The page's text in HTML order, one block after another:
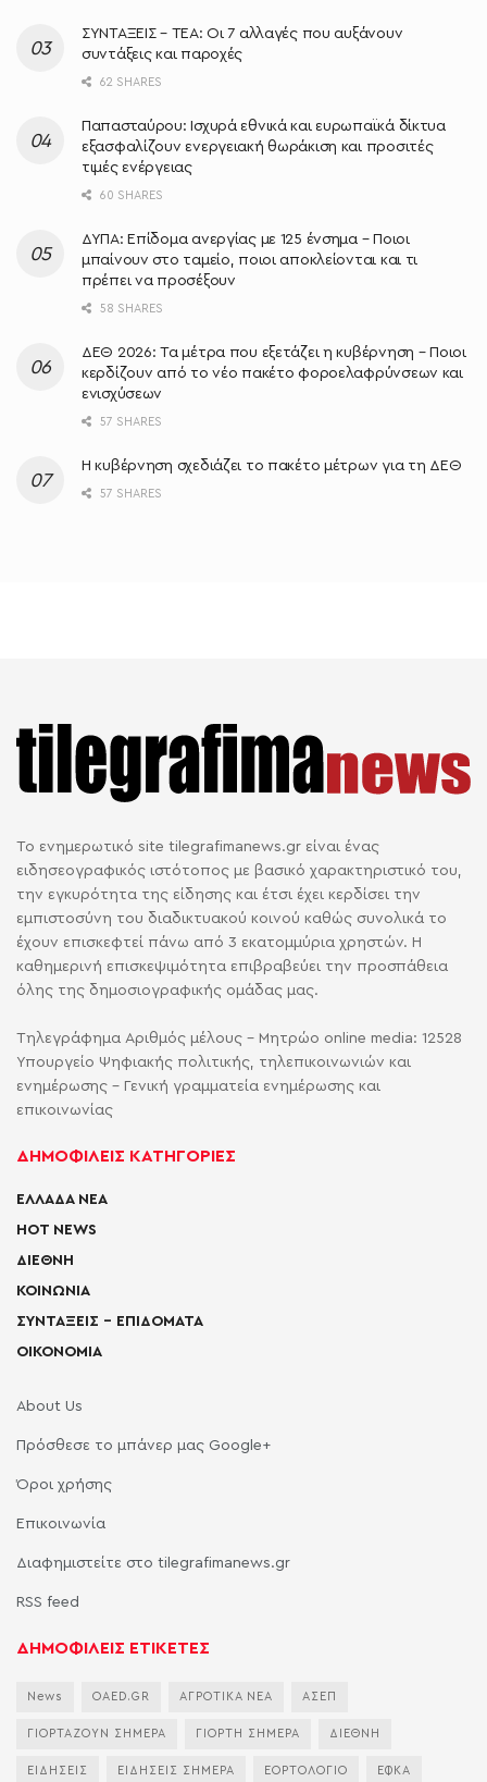
ΣΥΝΤΑΞΕΙΣ – ΤΕΑ: Οι 7 αλλαγές που αυξάνουν
συντάξεις και παροχές
62 SHARES
Παπασταύρου: Ισχυρά εθνικά και ευρωπαϊκά δίκτυα
εξασφαλίζουν ενεργειακή θωράκιση και προσιτές
τιμές ενέργειας
60 SHARES
ΔΥΠΑ: Επίδομα ανεργίας με 125 ένσημα – Ποιοι
μπαίνουν στο ταμείο, ποιοι αποκλείονται και τι
πρέπει να προσέξουν
58 SHARES
ΔΕΘ 2026: Τα μέτρα που εξετάζει η κυβέρνηση – Ποιοι
κερδίζουν από το νέο πακέτο φοροελαφρύνσεων και
ενισχύσεων
57 SHARES
Η κυβέρνηση σχεδιάζει το πακέτο μέτρων για τη ΔΕΘ
57 SHARES
Το ενημερωτικό site tilegrafimanews.gr είναι ένας
ειδησεογραφικός ιστότοπος με βασικό χαρακτηριστικό του,
την εγκυρότητα της είδησης και έτσι έχει κερδίσει την
εμπιστοσύνη του διαδικτυακού κοινού καθώς συνολικά το
έχουν επισκεφτεί πάνω από 3 εκατομμύρια χρηστών. Η
καθημερινή επισκεψιμότητα επιβραβεύει την προσπάθεια
όλης της δημοσιογραφικής ομάδας μας.
Τηλεγράφημα Αριθμός μέλους - Μητρώο online media: 12528
Υπουργείο Ψηφιακής πολιτικής, τηλεπικοινωνιών και
ενημέρωσης - Γενική γραμματεία ενημέρωσης και
επικοινωνίας
ΔΗΜΟΦΙΛΕΙΣ ΚΑΤΗΓΟΡΙΕΣ
ΕΛΛΑΔΑ ΝΕΑ
HOT NEWS
ΔΙΕΘΝΗ
ΚΟΙΝΩΝΙΑ
ΣΥΝΤΑΞΕΙΣ – ΕΠΙΔΟΜΑΤΑ
ΟΙΚΟΝΟΜΙΑ
About Us
Πρόσθεσε το μπάνερ μας Google+
Όροι χρήσης
Επικοινωνία
Διαφημιστείτε στο tilegrafimanews.gr
RSS feed
ΔΗΜΟΦΙΛΕΙΣ ΕΤΙΚΕΤΕΣ
News OAED.GR ΑΓΡΟΤΙΚΑ ΝΕΑ ΑΣΕΠ
ΓΙΟΡΤΑΖΟΥΝ ΣΗΜΕΡΑ ΓΙΟΡΤΗ ΣΗΜΕΡΑ ΔΙΕΘΝΗ
ΕΙΔΗΣΕΙΣ ΕΙΔΗΣΕΙΣ ΣΗΜΕΡΑ ΕΟΡΤΟΛΟΓΙΟ ΕΦΚΑ